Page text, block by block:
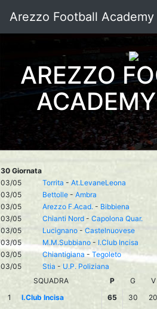
Arezzo Football Academy
AREZZO
30 Giornata
03/05
Torrita - At.LevaneLeona
03/05
Bettolle - Ambra
03/05
Arezzo F.Acad. - Bibbiena
03/05
Chianti Nord - Capolona Quar.
03/05
Lucignano - Castelnuovese
03/05
M.M.Subbiano - I.Club Incisa
03/05
Chiantigiana - Tegoleto
03/05
Stia - U.P. Poliziana
SQUADRA
P G V
1
I.Club Incisa 65 30 20